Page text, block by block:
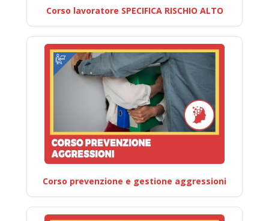
Corso lavoratore SPECIFICA RISCHIO ALTO
Corso prevenzione e gestione aggressioni